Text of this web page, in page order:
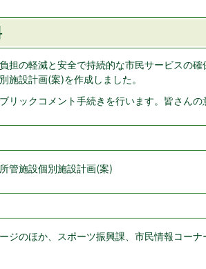
担の軽減と安全で持続的な市民サービスの
施設計画(案)を作成しました。
リックコメント手続きを行います。皆さんの
管施設個別施設計画(案)
ジのほか、スポーツ振興課、市民情報コー